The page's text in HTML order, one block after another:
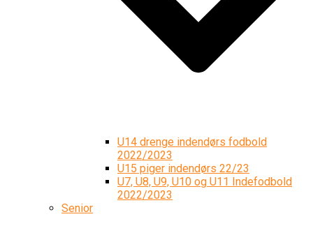
U14 drenge indendørs fodbold
2022/2023
U15 piger indendørs 22/23
U7, U8, U9, U10 og U11 Indefodbold
2022/2023
Senior